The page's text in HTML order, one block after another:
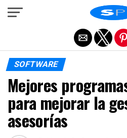
SOFTWARE
Mejores
para mejorar la
asesorías
Salir de la